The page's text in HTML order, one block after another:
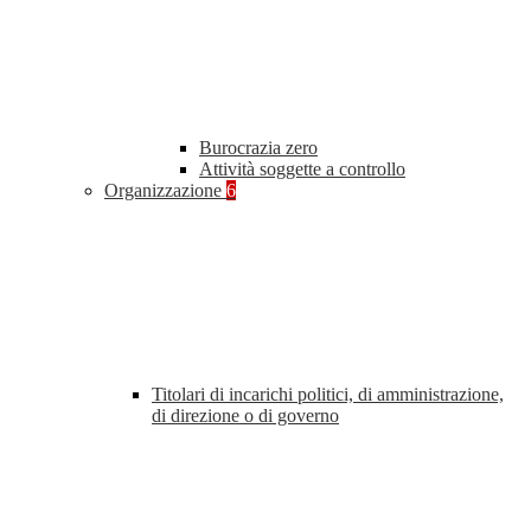
Burocrazia zero
Attività soggette a controllo
Organizzazione 6
Titolari di incarichi politici, di amministrazione,
di direzione o di governo